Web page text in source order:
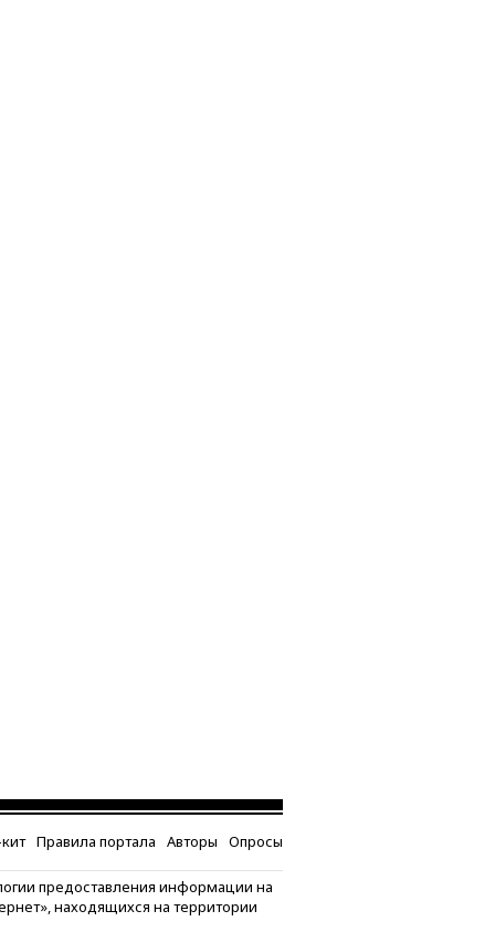
Правила портала Авторы Опросы
предоставления информации на
находящихся на территории